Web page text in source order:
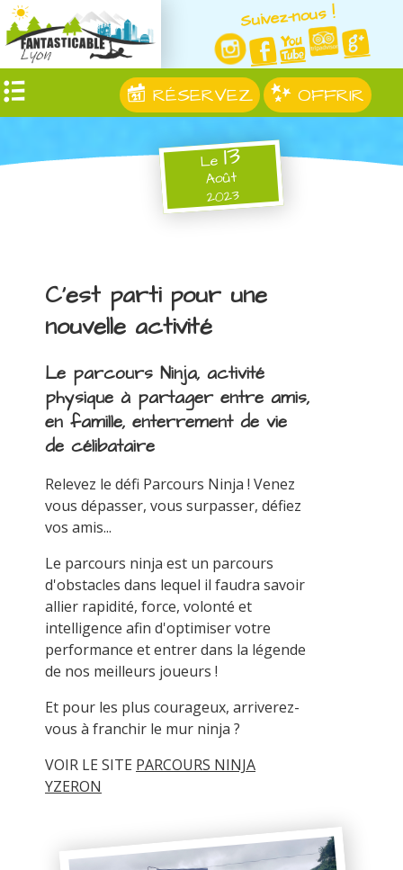
Suivez-nous !
RÉSERVEZ OFFRIR
Le13
Août
2023
C'est parti pour une
nouvelle activité
Le parcours Ninja, activité
physique à partager entre amis,
en famille, enterrement de vie
de célibataire
Relevez le défi Parcours Ninja ! Venez
vous dépasser, vous surpasser, défiez
vos amis...
Le parcours ninja est un parcours
d'obstacles dans lequel il faudra savoir
allier rapidité, force, volonté et
intelligence afin d'optimiser votre
performance et entrer dans la légende
de nos meilleurs joueurs !
Et pour les plus courageux, arriverez-
vous à franchir le mur ninja ?
VOIR LE SITE PARCOURS NINJA
YZERON